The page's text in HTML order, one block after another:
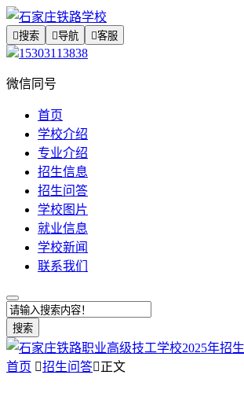
搜索 导航 客服
15303113838
微信同号
首页
学校介绍
专业介绍
招生信息
招生问答
学校图片
就业信息
学校新闻
联系我们
搜索
首页 招生问答正文